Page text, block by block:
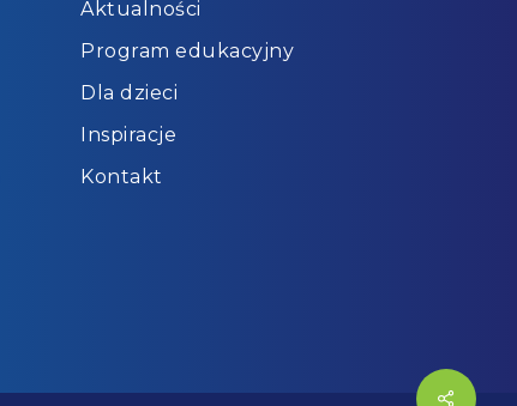
Aktualności
Program edukacyjny
Dla dzieci
Inspiracje
Kontakt